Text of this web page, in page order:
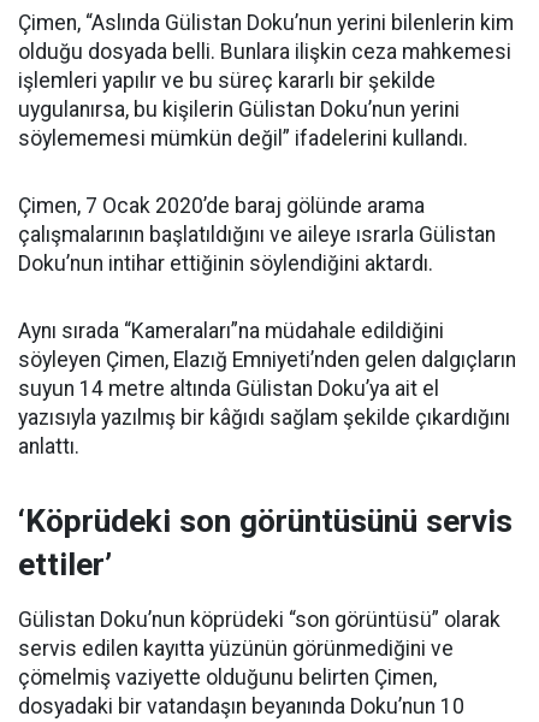
Çimen, “Aslında Gülistan Doku’nun yerini bilenlerin kim
olduğu dosyada belli. Bunlara ilişkin ceza mahkemesi
işlemleri yapılır ve bu süreç kararlı bir şekilde
uygulanırsa, bu kişilerin Gülistan Doku’nun yerini
söylememesi mümkün değil” ifadelerini kullandı.
Çimen, 7 Ocak 2020’de baraj gölünde arama
çalışmalarının başlatıldığını ve aileye ısrarla Gülistan
Doku’nun intihar ettiğinin söylendiğini aktardı.
Aynı sırada “Kameraları”na müdahale edildiğini
söyleyen Çimen, Elazığ Emniyeti’nden gelen dalgıçların
suyun 14 metre altında Gülistan Doku’ya ait el
yazısıyla yazılmış bir kâğıdı sağlam şekilde çıkardığını
anlattı.
‘Köprüdeki son görüntüsünü servis
ettiler’
Gülistan Doku’nun köprüdeki “son görüntüsü” olarak
servis edilen kayıtta yüzünün görünmediğini ve
çömelmiş vaziyette olduğunu belirten Çimen,
dosyadaki bir vatandaşın beyanında Doku’nun 10